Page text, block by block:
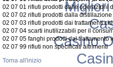
02 07 01 rifiuti prodotti dalle operazioni
02 07 02 rifiuti prodotti dalla
02 07 03 rifiuti prodotti dai trattamenti
02 07 04 scarti inutilizzabili per il
02 07 05 fanghi prodotti dal trattamento
02 07 99 rifiuti non specificati altrimenti
Torna all'inizio
Casino